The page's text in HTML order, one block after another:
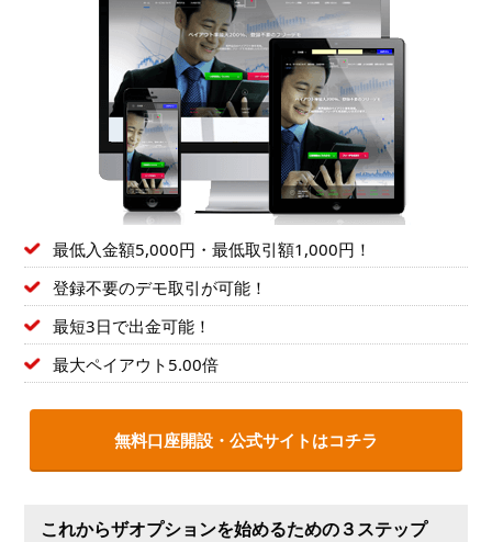
最低入金額5,000円・最低取引額1,000円！
登録不要のデモ取引が可能！
最短3日で出金可能！
最大ペイアウト5.00倍
無料口座開設・公式サイトはコチラ
これからザオプションを始めるための３ステップ